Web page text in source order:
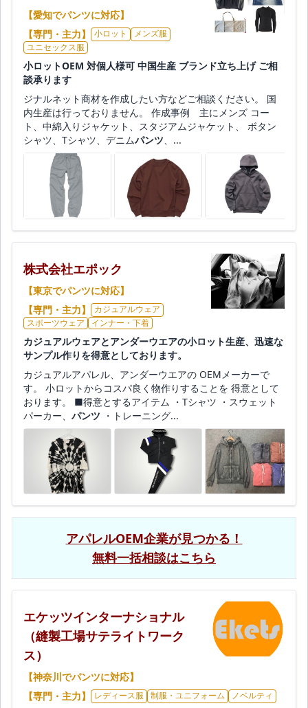
【愛知でパンツに対応】
【専門・主力】
小ロット
メンズ服
ユニセックス服
小ロットOEM 対個人様可 中国生産 ブランド立ち上げ ご相
談承ります
ジナルネット商材を作成したい方などご相談ください。 国
内生産は行っておりません。 作成事例 主にメンズ コー
ト、中綿入りジャケット、スタジアムジャケット、 ボタン
シャツ、Tシャツ、デニムパンツ、...
株式会社エポック
【東京でパンツに対応】
【専門・主力】
カジュアルウェア
スポーツウェア
インナー・下着
カジュアルウェアとアンダーウエアの小ロット生産、迅速な
サンプル作りを得意としております。
カジュアルアパレル、アンダーウエアの OEMメーカーで
す。 小ロットからコスパ良く物作りすることを 得意として
おります。 ■得意とするアイテム ・Tシャツ ・スウェット
パーカー、 パンツ ・トレーニング...
アパレルOEM企業が見つかる！
無料一括相談はこちら
エケッツインターナショナル
（縫製工場サテライトワーク
ス）
【神奈川でパンツに対応】
【専門・主力】
レディース服 制服・ユニフォーム ノベルティ